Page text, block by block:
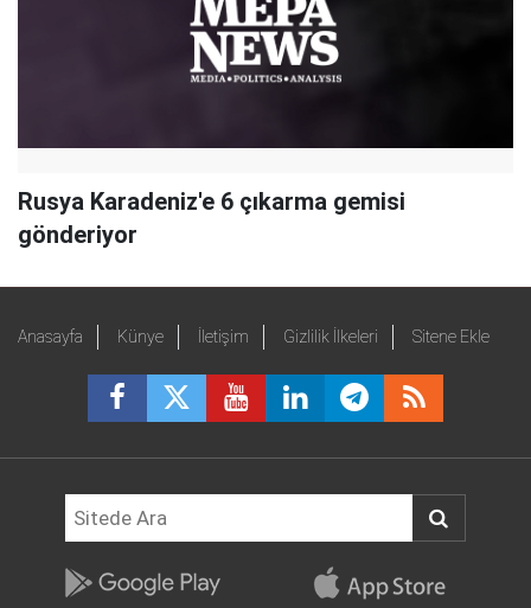
Rusya Karadeniz'e 6 çıkarma gemisi
gönderiyor
Anasayfa Künye İletişim Gizlilik İlkeleri Sitene Ekle